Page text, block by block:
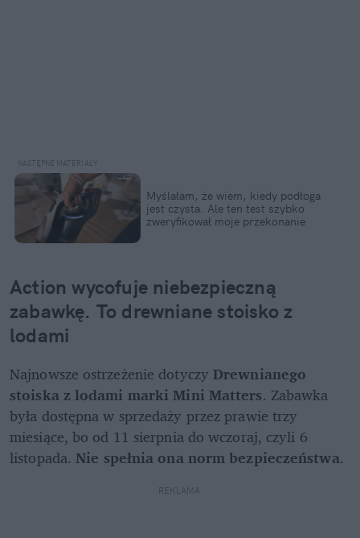
Myślałam, że wiem, kiedy podłoga
jest czysta. Ale ten test szybko
zweryfikował moje przekonanie
Action wycofuje niebezpieczną
zabawkę. To drewniane stoisko z
lodami
Najnowsze ostrzeżenie dotyczy Drewnianego
stoiska z lodami marki Mini Matters. Zabawka
była dostępna w sprzedaży przez prawie trzy
miesiące, bo od 11 sierpnia do wczoraj, czyli 6
listopada. Nie spełnia ona norm bezpieczeństwa.
REKLAMA